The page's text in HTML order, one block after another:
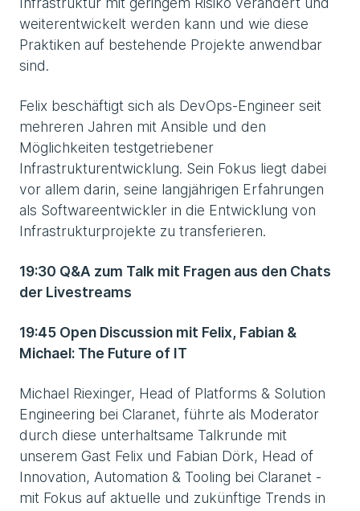
weiterentwickelt werden kann und wie diese
Praktiken auf bestehende Projekte anwendbar
sind.
Felix beschäftigt sich als DevOps-Engineer seit
mehreren Jahren mit Ansible und den
Möglichkeiten testgetriebener
Infrastrukturentwicklung. Sein Fokus liegt dabei
vor allem darin, seine langjährigen Erfahrungen
als Softwareentwickler in die Entwicklung von
Infrastrukturprojekte zu transferieren.
19:30 Q&A zum Talk mit Fragen aus den Chats
der Livestreams
19:45 Open Discussion mit Felix, Fabian &
Michael: The Future of IT
Michael Riexinger, Head of Platforms & Solution
Engineering bei Claranet, führte als Moderator
durch diese unterhaltsame Talkrunde mit
unserem Gast Felix und Fabian Dörk, Head of
Innovation, Automation & Tooling bei Claranet -
mit Fokus auf aktuelle und zukünftige Trends in